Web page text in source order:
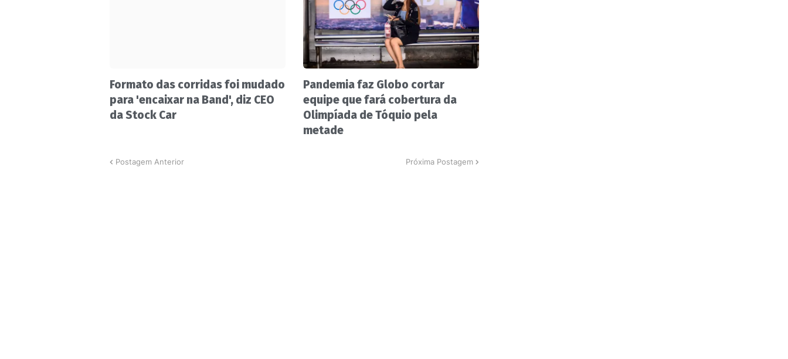
Formato das corridas foi mudado
para 'encaixar na Band', diz CEO
da Stock Car
Pandemia faz Globo cortar
equipe que fará cobertura da
Olimpíada de Tóquio pela
metade
Postagem Anterior Próxima Postagem